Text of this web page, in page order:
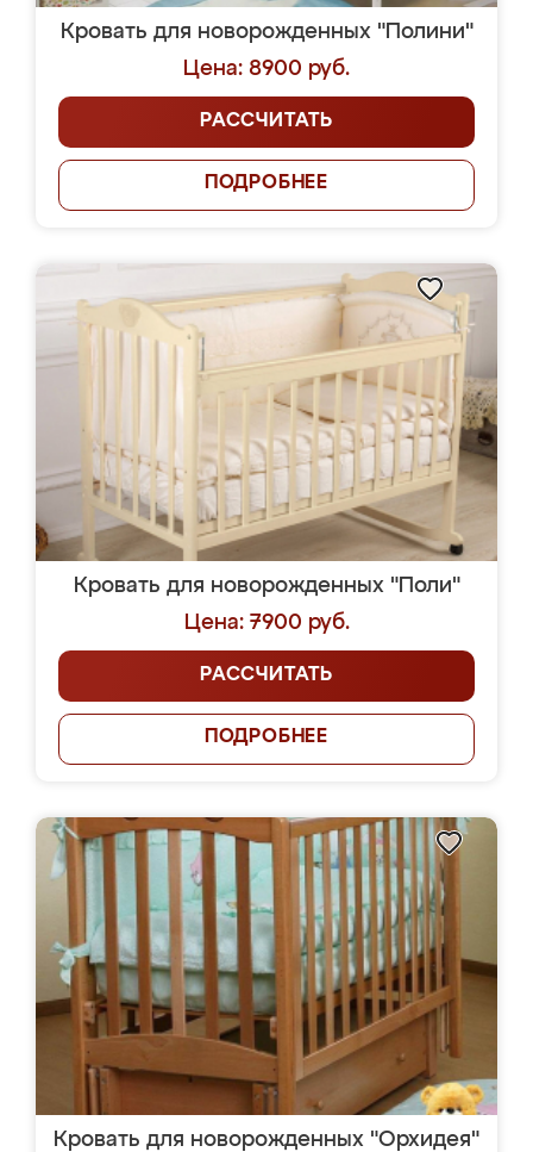
Кровать для новорожденных "Полини"
Цена: 8900 руб.
РАССЧИТАТЬ
ПОДРОБНЕЕ
Кровать для новорожденных "Поли"
Цена: 7900 руб.
РАССЧИТАТЬ
ПОДРОБНЕЕ
Кровать для новорожденных "Орхидея"